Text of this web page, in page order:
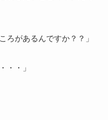
ろがあるんですか？？」
・・」